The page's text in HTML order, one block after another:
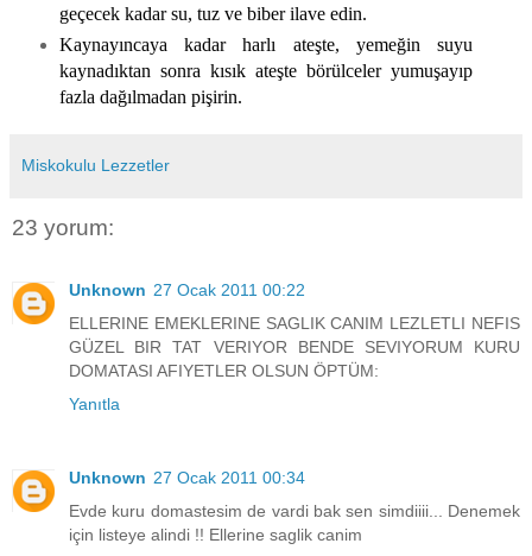
geçecek kadar su, tuz ve biber ilave edin.
Kaynayıncaya kadar harlı ateşte, yemeğin suyu
kaynadıktan sonra kısık ateşte börülceler yumuşayıp
fazla dağılmadan pişirin.
Miskokulu Lezzetler
23 yorum:
Unknown 27 Ocak 2011 00:22
ELLERINE EMEKLERINE SAGLIK CANIM LEZLETLI NEFIS
GÜZEL BIR TAT VERIYOR BENDE SEVIYORUM KURU
DOMATASI AFIYETLER OLSUN ÖPTÜM:
Yanıtla
Unknown 27 Ocak 2011 00:34
Evde kuru domastesim de vardi bak sen simdiiii... Denemek
için listeye alindi !! Ellerine saglik canim